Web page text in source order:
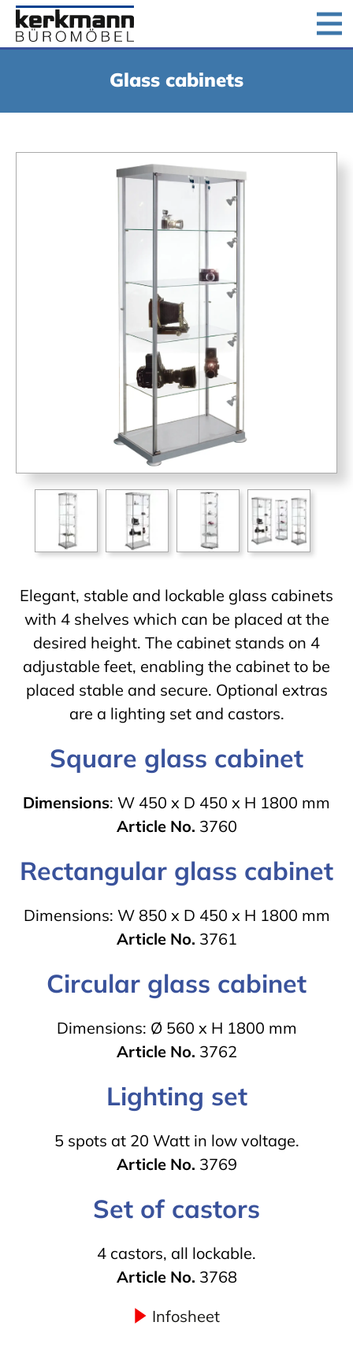
Contact us
Glass cabinets
Elegant, stable and lockable glass cabinets
with 4 shelves which can be placed at the
desired height. The cabinet stands on 4
adjustable feet, enabling the cabinet to be
placed stable and secure. Optional extras
are a lighting set and castors.
Square glass cabinet
Dimensions: W 450 x D 450 x H 1800 mm
Article No. 3760
Rectangular glass cabinet
Dimensions: W 850 x D 450 x H 1800 mm
Article No. 3761
Circular glass cabinet
Dimensions: Ø 560 x H 1800 mm
Article No. 3762
Lighting set
5 spots at 20 Watt in low voltage.
Article No. 3769
Set of castors
4 castors, all lockable.
Article No. 3768
Infosheet